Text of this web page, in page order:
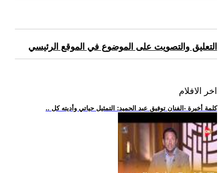
التعليق والتصويت على الموضوع في الموقع الرئيسي
اخر الافلام
.. كلمة أخيرة -الفنان توفيق عبد الحميد: التمثيل حياتي وأديته كل